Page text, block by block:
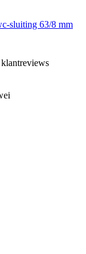
sluiting 63/8 mm